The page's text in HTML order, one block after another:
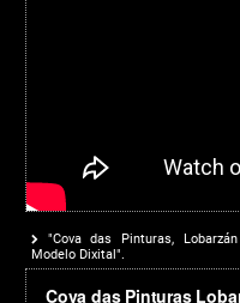
"Cova das Pinturas,
Modelo Dixital".